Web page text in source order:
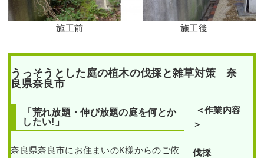
施工前 施工後
うっそうとした庭の植木の伐採と雑草対策 奈
良県奈良市
「荒れ放題・伸び放題の庭を何とか
したい!」
奈良県奈良市にお住まいのK様からのご依
＜作業内容
＞
伐採